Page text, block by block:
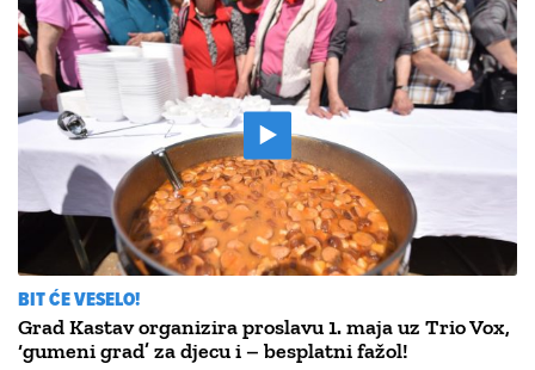
BIT ĆE VESELO!
Grad Kastav organizira proslavu 1. maja uz Trio Vox,
‘gumeni grad’ za djecu i – besplatni fažol!